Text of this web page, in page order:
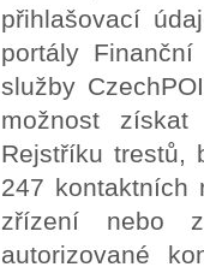
přihlašovací
portály
služby
možnost
Rejstříku trestů,
247 kontaktních
zřízení nebo
autorizované